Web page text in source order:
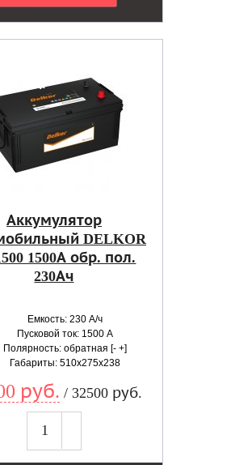
Аккумулятор
DELKOR
1500А обр. пол.
230Ач
Емкость: 230 А/ч
Пусковой ток: 1500 А
Полярность: обратная [- +]
Габариты: 510x275x238
руб. / 32500 руб.